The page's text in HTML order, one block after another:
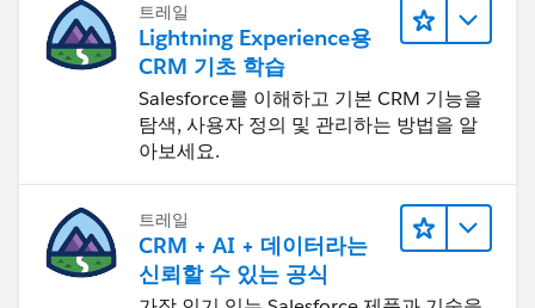
트레일
Lightning Experience용
CRM 기초 학습
Salesforce를 이해하고 기본 CRM 기능을
탐색, 사용자 정의 및 관리하는 방법을 알
아보세요.
트레일
CRM + AI + 데이터라는
신뢰할 수 있는 공식